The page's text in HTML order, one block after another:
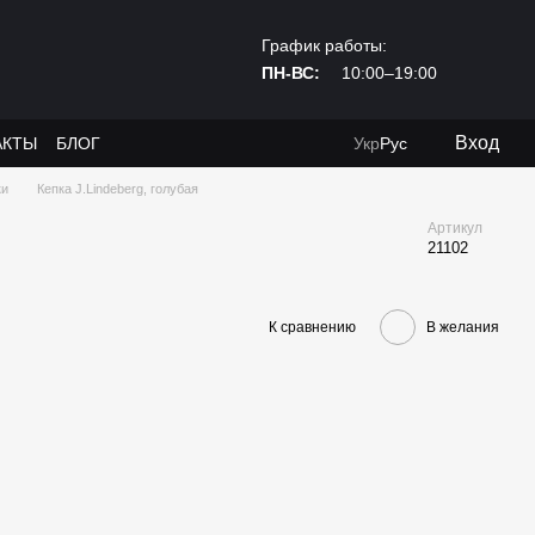
График работы:
ПН-ВС:
10:00–19:00
БЛОГ УкрРус Вход
Кепка J.Lindeberg, голубая
Артикул
21102
К сравнению В желания